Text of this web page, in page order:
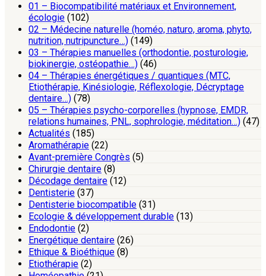
01 – Biocompatibilité matériaux et Environnement,
écologie (102)
02 – Médecine naturelle (homéo, naturo, aroma, phyto,
nutrition, nutripuncture…) (149)
03 – Thérapies manuelles (orthodontie, posturologie,
biokinergie, ostéopathie…) (46)
04 – Thérapies énergétiques / quantiques (MTC,
Etiothérapie, Kinésiologie, Réflexologie, Décryptage
dentaire…) (78)
05 – Thérapies psycho-corporelles (hypnose, EMDR,
relations humaines, PNL, sophrologie, méditation…) (47)
Actualités (185)
Aromathérapie (22)
Avant-première Congrès (5)
Chirurgie dentaire (8)
Décodage dentaire (12)
Dentisterie (37)
Dentisterie biocompatible (31)
Ecologie & développement durable (13)
Endodontie (2)
Energétique dentaire (26)
Ethique & Bioéthique (8)
Etiothérapie (2)